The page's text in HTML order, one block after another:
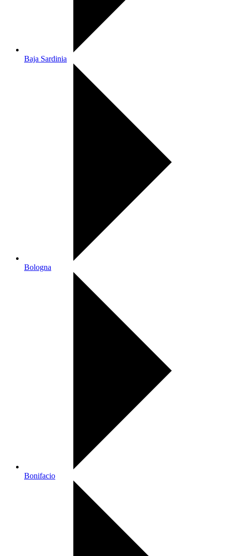
Baja Sardinia
Bologna
Bonifacio